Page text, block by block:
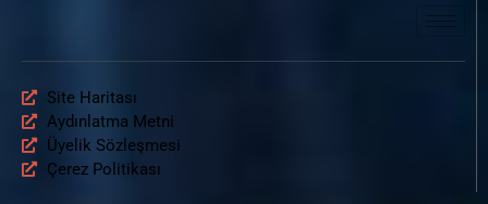
Site Haritası
Aydınlatma Metni
Üyelik Sözleşmesi
Çerez Politikası